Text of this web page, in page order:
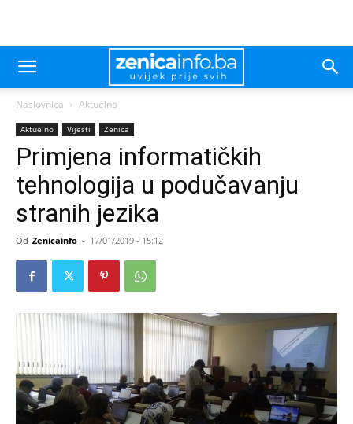
Naslovnica Aktuelno
Aktuelno Vijesti Zenica
Primjena informatičkih
tehnologija u podučavanju
stranih jezika
Od Zenicainfo - 17/01/2019 - 15:12